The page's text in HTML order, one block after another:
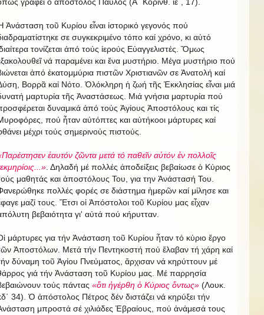
γράφει ὁ ἀπόστολος Παύλος (Α΄ Κορινθ. ιε΄, 17).
Ἀνάσταση τοῦ Κυρίου εἶναι ἱστορικό γεγονός πού
σε συγκεκριμένο τόπο καί χρόνο, κι αὐτό
τονίζεται ἀπό τούς ίερούς Εὐαγγελιστές. Ὅμως
νά παραμένει και ἕνα μυστήριο. Μέγα μυστήριο πού
ἀπό ἑκατομμύρια πιστῶν Χριστιανῶν σε Ἀνατολή καί
Βορρᾶ καί Νότο. Ὁλόκληρη ἡ ζωή τῆς Ἐκκλησίας εἶναι μιά
μαρτυρία τῆς Ἀναστάσεως. Μιά γνήσια μαρτυρία πού
δυναμικά ἀπό τούς Ἁγίους Ἀποστόλους και τίς
πού ἦταν αὐτόπτες και αὐτήκοοι μάρτυρες καί
μέχρι τούς σημερινούς πιστούς.
ἑαυτόν ζῶντα μετά τό παθεῖν αὐτόν ἐν πολλοῖς
. Δηλαδή μέ πολλές ἀποδείξεις βεβαίωσε ὁ Κύριος
μαθητάς και ἀποστόλους Του, για την Ἀνάστασή Του.
πολλές φορές σε διάστημα ἡμερῶν καί μίλησε και
μαζί τους. Ἔτσι οἱ Ἀπόστολοι τοῦ Κυρίου μας εἶχαν
βεβαιότητα γι' αὐτά πού κήρυτταν.
μάρτυρες για τήν Ἀνάσταση τοῦ Κυρίου ἦταν τό κύριο ἔργο
Ἀποστόλων. Μετά τήν Πεντηκοστή πού ἔλαβαν τή χάρη καί
δύναμη τοῦ Ἁγίου Πνεύματος, ἄρχισαν νά κηρύττουν μέ
γιά τήν Ἀνάσταση τοῦ Κυρίου μας. Μέ παρρησία
τούς πάντας «ὅτι ἠγέρθη ὁ Κύριος ὄντως» (Λουκ.
34). Ὁ ἀπόστολος Πέτρος δέν διστάζει νά κηρύξει τήν
μπροστά σέ χιλιάδες Ἑβραίους, πού ἀνάμεσά τους